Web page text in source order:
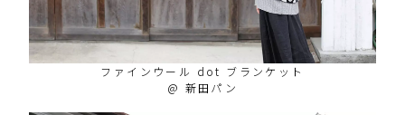
ファインウール dot ブランケット
@ 新田パン